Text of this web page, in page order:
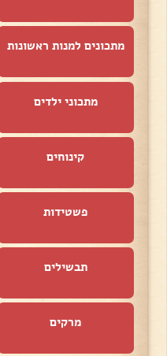
מתכונים למנות ראשונות
מתכוני ילדים
קינוחים
פשטידות
תבשילים
מרקים